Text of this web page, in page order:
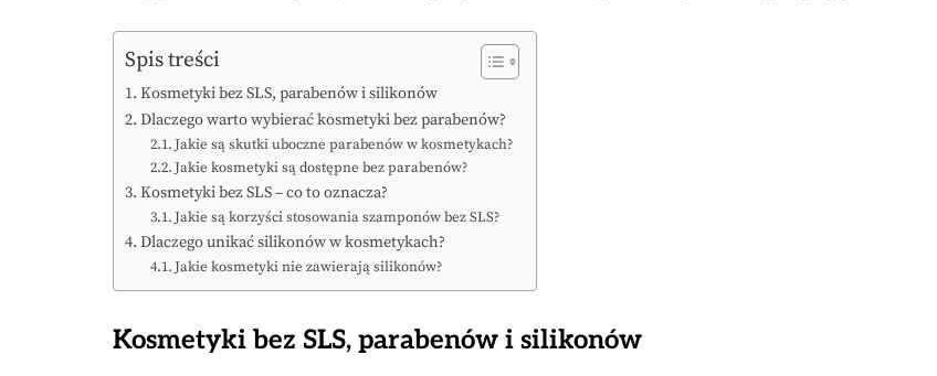
Spis treści
Kosmetyki bez SLS, parabenów i silikonów
Dlaczego warto wybierać kosmetyki bez parabenów?
Jakie są skutki uboczne parabenów w kosmetykach?
Jakie kosmetyki są dostępne bez parabenów?
Kosmetyki bez SLS – co to oznacza?
Jakie są korzyści stosowania szamponów bez SLS?
Dlaczego unikać silikonów w kosmetykach?
Jakie kosmetyki nie zawierają silikonów?
Kosmetyki bez SLS, parabenów i silikonów